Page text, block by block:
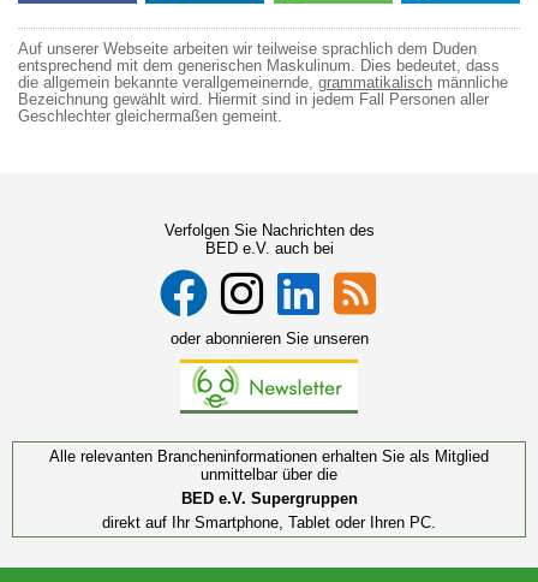
Auf unserer Webseite arbeiten wir teilweise sprachlich dem Duden
entsprechend mit dem generischen Maskulinum. Dies bedeutet, dass
die allgemein bekannte verallgemeinernde, grammatikalisch männliche
Bezeichnung gewählt wird. Hiermit sind in jedem Fall Personen aller
Geschlechter gleichermaßen gemeint.
Verfolgen Sie Nachrichten des
BED e.V. auch bei
oder abonnieren Sie unseren
Alle relevanten Brancheninformationen erhalten Sie als Mitglied
unmittelbar über die
BED e.V. Supergruppen
direkt auf Ihr Smartphone, Tablet oder Ihren PC.